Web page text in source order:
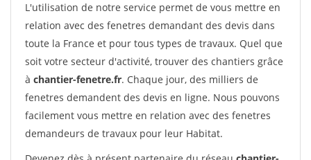
L'utilisation de notre service permet de vous mettre en
relation avec des fenetres demandant des devis dans
toute la France et pour tous types de travaux. Quel que
soit votre secteur d'activité, trouver des chantiers grâce
à chantier-fenetre.fr. Chaque jour, des milliers de
fenetres demandent des devis en ligne. Nous pouvons
facilement vous mettre en relation avec des fenetres
demandeurs de travaux pour leur Habitat.